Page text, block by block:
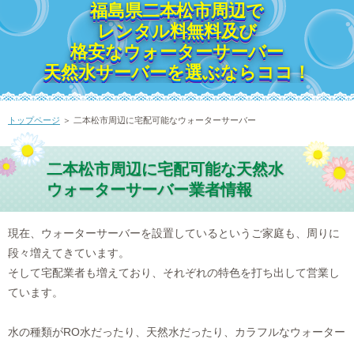
福島県二本松市周辺で
レンタル料無料及び
格安なウォーターサーバー
天然水サーバーを選ぶならココ！
トップページ ＞ 二本松市周辺に宅配可能なウォーターサーバー
二本松市周辺に宅配可能な天然水
ウォーターサーバー業者情報
現在、ウォーターサーバーを設置しているというご家庭も、周りに
段々増えてきています。
そして宅配業者も増えており、それぞれの特色を打ち出して営業し
ています。
水の種類がRO水だったり、天然水だったり、カラフルなウォーター